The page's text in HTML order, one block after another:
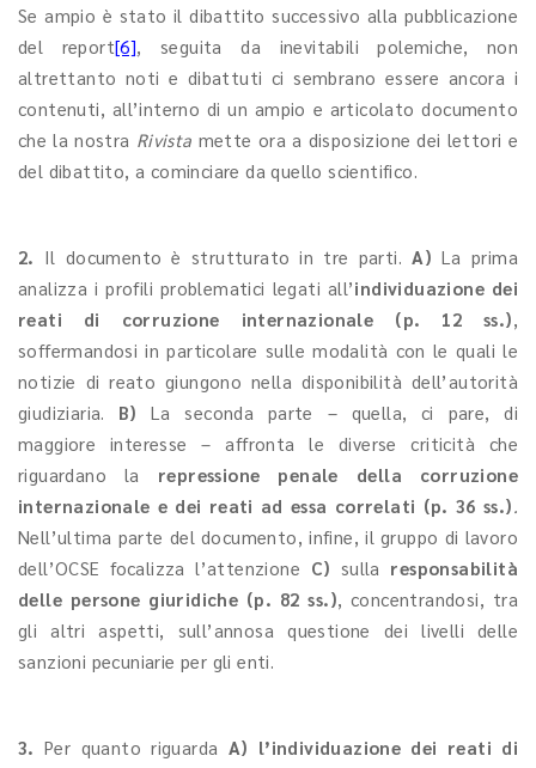
Se ampio è stato il dibattito successivo alla pubblicazione
del report[6], seguita da inevitabili polemiche, non
altrettanto noti e dibattuti ci sembrano essere ancora i
contenuti, all’interno di un ampio e articolato documento
che la nostra Rivista mette ora a disposizione dei lettori e
del dibattito, a cominciare da quello scientifico.
2. Il documento è strutturato in tre parti.A) La prima
analizza i profili problematici legati all’individuazione dei
reati di corruzione internazionale (p. 12 ss.),
soffermandosi in particolare sulle modalità con le quali le
notizie di reato giungono nella disponibilità dell’autorità
giudiziaria. B) La seconda parte – quella, ci pare, di
maggiore interesse – affronta le diverse criticità che
riguardano la repressione penale della corruzione
internazionale e dei reati ad essa correlati (p. 36 ss.).
Nell’ultima parte del documento, infine, il gruppo di lavoro
dell’OCSE focalizza l’attenzione C) sulla responsabilità
delle persone giuridiche (p. 82 ss.), concentrandosi, tra
gli altri aspetti, sull’annosa questione dei livelli delle
sanzioni pecuniarie per gli enti.
3. Per quanto riguarda A) l’individuazione dei reati di